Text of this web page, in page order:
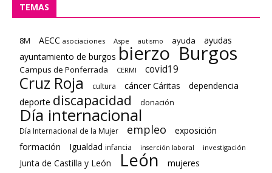
TEMAS
8M AECC asociaciones Aspe autismo ayuda
ayudas
ayuntamiento de burgos bierzo Burgos
Campus de Ponferrada CERMI covid19
Cruz Roja cultura cáncerCáritas
dependencia
deporte discapacidad donación
Día internacional
Día Internacional de la Mujer empleo exposición
formación Igualdad infancia inserción laboral investigación
Junta de Castilla y León León mujeres